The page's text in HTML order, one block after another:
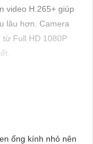
video H.265+ giúp
lâu hơn. Camera
Full HD 1080P
ống kính nhỏ nên